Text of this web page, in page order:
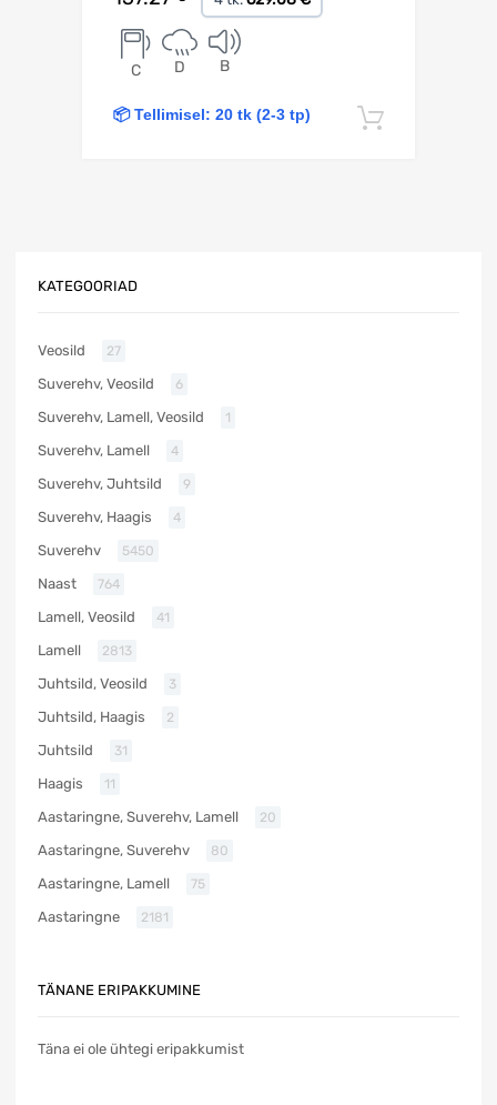
C D B
📦 Tellimisel: 20 tk (2-3 tp)
KATEGOORIAD
Veosild 27
Suverehv, Veosild 6
Suverehv, Lamell, Veosild 1
Suverehv, Lamell 4
Suverehv, Juhtsild 9
Suverehv, Haagis 4
Suverehv 5450
Naast 764
Lamell, Veosild 41
Lamell 2813
Juhtsild, Veosild 3
Juhtsild, Haagis 2
Juhtsild 31
Haagis 11
Aastaringne, Suverehv, Lamell 20
Aastaringne, Suverehv 80
Aastaringne, Lamell 75
Aastaringne 2181
TÄNANE ERIPAKKUMINE
Täna ei ole ühtegi eripakkumist